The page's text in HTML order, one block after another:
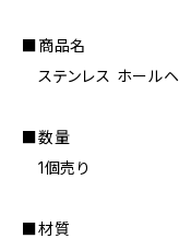
■商品名
ステンレス ホールヘ
■数量
1個売り
■材質